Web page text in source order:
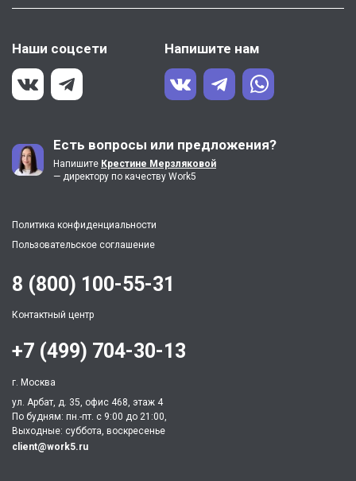
Наши соцсети Напишите нам
Есть вопросы или предложения?
Напишите Крестине Мерзляковой
— директору по качеству Work5
Политика конфиденциальности
Пользовательское соглашение
8 (800) 100-55-31
Контактный центр
+7 (499) 704-30-13
г. Москва
ул. Арбат, д. 35, офис 468, этаж 4
По будням: пн.-пт. c 9:00 до 21:00,
Выходные: суббота, воскресенье
client@work5.ru